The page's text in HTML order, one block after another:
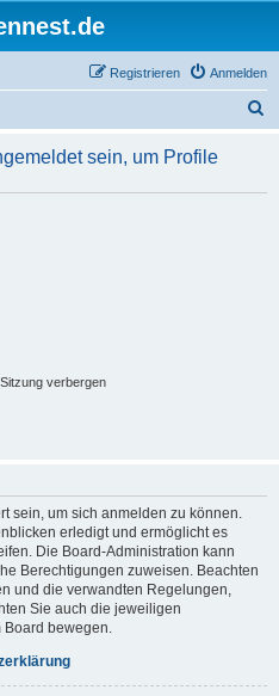
Anmelden
Registrieren
h
sein, um Profile
verbergen
sein, um sich anmelden zu können.
erledigt und ermöglicht es
Die Board-Administration kann
Berechtigungen zuweisen. Beachten
und die verwandten Regelungen,
Sie auch die jeweiligen
bewegen.